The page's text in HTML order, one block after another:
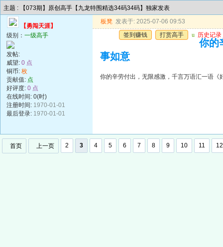
主题 : 【073期】原创高手【九龙特围精选34码34码】独家发表
【勇闯天涯】
级别： 一级高手
发帖:
威望: 0 点
铜币: 枚
贡献值: 点
好评度: 0 点
在线时间: 0(时)
注册时间: 1970-01-01
最后登录: 1970-01-01
板凳 发表于: 2025-07-06 09:53
签到赚钱
打赏高手 u 历史记录
你的
事如意
你的辛劳付出，无限感激，千言万语汇一语《
首页 上一页 2 3 4 5 6 7 8 9 10 11 12